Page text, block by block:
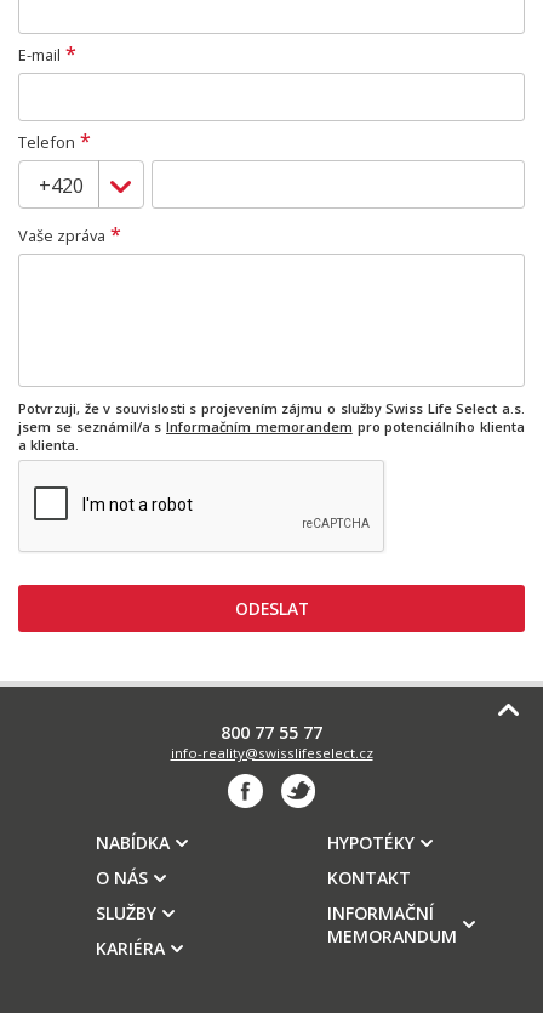
E-mail *
Telefon *
Vaše zpráva *
Potvrzuji, že v souvislosti s projevením zájmu o služby Swiss Life Select a.s.
jsem se seznámil/a s Informačním memorandem pro potenciálního klienta
a klienta.
800 77 55 77
info-reality@swisslifeselect.cz
NABÍDKA
O NÁS
SLUŽBY
KARIÉRA
HYPOTÉKY
KONTAKT
INFORMAČNÍ
MEMORANDUM